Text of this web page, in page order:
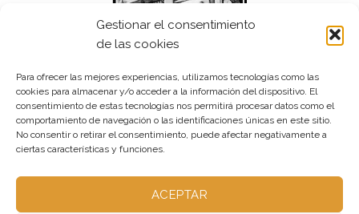
Gestionar el consentimiento
de las cookies
Para ofrecer las mejores experiencias, utilizamos tecnologías como las
cookies para almacenar y/o acceder a la información del dispositivo. El
consentimiento de estas tecnologías nos permitirá procesar datos como el
comportamiento de navegación o las identificaciones únicas en este sitio.
No consentir o retirar el consentimiento, puede afectar negativamente a
ciertas características y funciones.
ACEPTAR